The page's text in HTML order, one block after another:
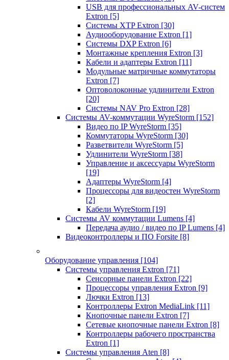
USB для профессиональных AV-систем
Extron [5]
Системы XTP Extron [30]
Аудиооборудование Extron [1]
Системы DXP Extron [6]
Монтажные крепления Extron [3]
Кабели и адаптеры Extron [11]
Модульные матричные коммутаторы
Extron [7]
Оптоволоконные удлинители Extron
[20]
Системы NAV Pro Extron [28]
Системы AV-коммутации WyreStorm [152]
Видео по IP WyreStorm [35]
Коммутаторы WyreStorm [30]
Разветвители WyreStorm [5]
Удлинители WyreStorm [38]
Управление и аксессуары WyreStorm
[19]
Адаптеры WyreStorm [4]
Процессоры для видеостен WyreStorm
[2]
Кабели WyreStorm [19]
Системы AV коммутации Lumens [4]
Передача аудио / видео по IP Lumens [4]
Видеоконтроллеры и ПО Forsite [8]
Оборудование управления [104]
Системы управления Extron [71]
Сенсорные панели Extron [22]
Процессоры управления Extron [9]
Лючки Extron [13]
Контроллеры Extron MediaLink [11]
Кнопочные панели Extron [7]
Сетевые кнопочные панели Extron [8]
Контроллеры рабочего пространства
Extron [1]
Системы управления Aten [8]